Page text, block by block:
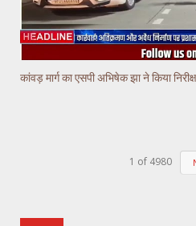
1 of 4980